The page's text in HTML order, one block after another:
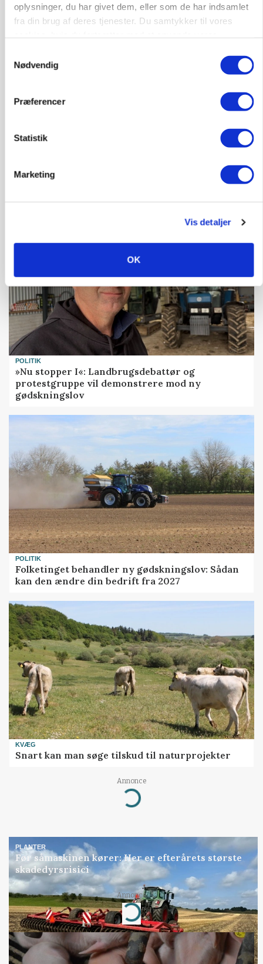
oplysninger, du har givet dem, eller som de har indsamlet
fra din brug af deres tjenester. Du samtykker til vores
Nødvendig
Præferencer
Statistik
Marketing
Vis detaljer
OK
MARKED
Fra mark til mur: Byggeriet kan åbne nyt
Loading...
POLITIK
»Nu stopper I«: Landbrugsdebattør og
protestgruppe vil demonstrere mod ny
gødskningslov
POLITIK
Folketinget behandler ny gødskningslov: Sådan
kan den ændre din bedrift fra 2027
KVÆG
Snart kan man søge tilskud til naturprojekter
Annonce
Loading...
PLANTER
Før såmaskinen kører: Her er efterårets største
skadedyrsrisici
Annonce
Loading...